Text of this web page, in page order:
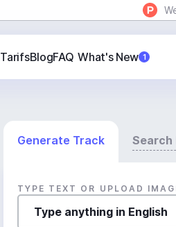
TarifsBlogFAQ What's New 1
Generate Track Search
TYPE TEXT OR UPLOAD